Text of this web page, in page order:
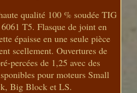
qualité 100 % soudée TIG
T5. Flasque de joint en
épaisse en une seule pièce
scellement. Ouvertures de
percées de 1,25 avec des
pour moteurs Small
Big Block et LS.